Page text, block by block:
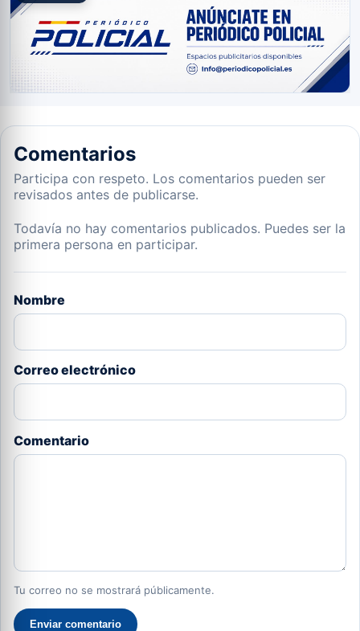
Comentarios
Participa con respeto. Los comentarios pueden ser
revisados antes de publicarse.
Todavía no hay comentarios publicados. Puedes ser la
primera persona en participar.
Nombre
Correo electrónico
Comentario
Tu correo no se mostrará públicamente.
Enviar comentario